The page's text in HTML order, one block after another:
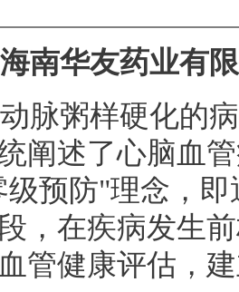
南华友药业有
脉粥样硬化的
阐述了心脑血
级预防"理念，
，在疾病发生
管健康评估，